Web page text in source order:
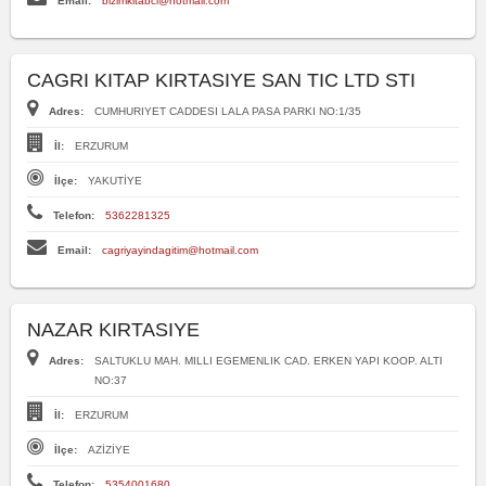
CAGRI KITAP KIRTASIYE SAN TIC LTD STI
Adres: CUMHURIYET CADDESI LALA PASA PARKI NO:1/35
İl: ERZURUM
İlçe: YAKUTİYE
Telefon: 5362281325
Email: cagriyayindagitim@hotmail.com
NAZAR KIRTASIYE
Adres:
SALTUKLU MAH. MILLI EGEMENLIK CAD. ERKEN YAPI KOOP. ALTI
NO:37
İl: ERZURUM
İlçe: AZİZİYE